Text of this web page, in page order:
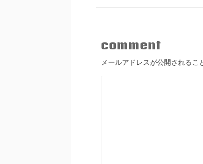
comment
メールアドレスが公開されるこ